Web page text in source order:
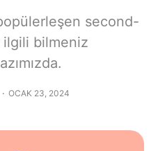
second-
ilgili bilmeniz
OCAK 23, 2024